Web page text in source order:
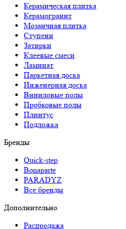
Керамическая плитка
Керамогранит
Мозаичная плитка
Ступени
Затирки
Клеевые смеси
Ламинат
Паркетная доска
Инженерная доска
Виниловые полы
Пробковые полы
Плинтус
Подложка
Бренды
Quick-step
Bonaparte
PARADYZ
Все бренды
Дополнительно
Распродажа